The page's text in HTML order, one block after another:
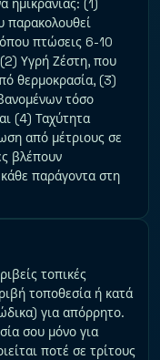
ημικρανίας: (1)
παρακολουθεί
πτώσεις 6-10
(2) Υγρή Ζέστη, που
θερμοκρασία, (3)
τόσο
(4) Ταχύτητα
από μέτριους σε
βλέπουν
παράγοντα στη
τοπικές
τοποθεσία ή κατά
για απόρρητο.
σου μόνο για
ποτέ σε τρίτους